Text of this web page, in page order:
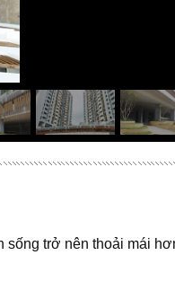
sống trở nên thoải mái